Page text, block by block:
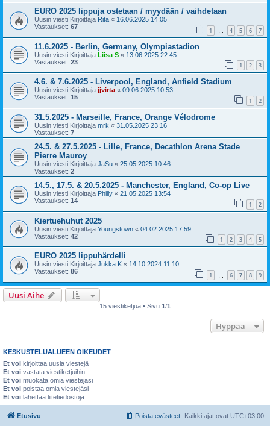
EURO 2025 lippuja ostetaan / myydään / vaihdetaan
Uusin viesti Kirjoittaja Rita « 16.06.2025 14:05
Vastaukset: 67 1 … 4 5 6 7
11.6.2025 - Berlin, Germany, Olympiastadion
Uusin viesti Kirjoittaja Liisa S « 13.06.2025 22:45
Vastaukset: 23 1 2 3
4.6. & 7.6.2025 - Liverpool, England, Anfield Stadium
Uusin viesti Kirjoittaja jjvirta« 09.06.2025 10:53
Vastaukset: 15 1 2
31.5.2025 - Marseille, France, Orange Vélodrome
Uusin viesti Kirjoittaja mrk « 31.05.2025 23:16
Vastaukset: 7
24.5. & 27.5.2025 - Lille, France, Decathlon Arena Stade
Pierre Mauroy
Uusin viesti Kirjoittaja JaSu « 25.05.2025 10:46
Vastaukset: 2
14.5., 17.5. & 20.5.2025 - Manchester, England, Co-op Live
Uusin viesti Kirjoittaja Philly « 21.05.2025 13:54
Vastaukset: 14 1 2
Kiertuehuhut 2025
Uusin viesti Kirjoittaja Youngstown « 04.02.2025 17:59
Vastaukset: 42 1 2 3 4 5
EURO 2025 lippuhärdelli
Uusin viesti Kirjoittaja Jukka K « 14.10.2024 11:10
Vastaukset: 86 1 6 7 8 9
Uusi Aihe
15 viestiketjua • Sivu 1/1
Hyppää
KESKUSTELUALUEEN OIKEUDET
Et voi kirjoittaa uusia viestejä
Et voi vastata viestiketjuihin
Et voi muokata omia viestejäsi
Et voi poistaa omia viestejäsi
Et voi lähettää liitetiedostoja
Etusivu Kaikki ajat ovat UTC+03:00
Poista evästeet